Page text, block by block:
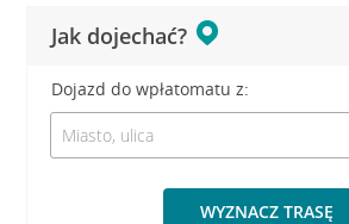
Jak dojechać?
Dojazd do wpłatomatu z:
WYZNACZ TRASĘ